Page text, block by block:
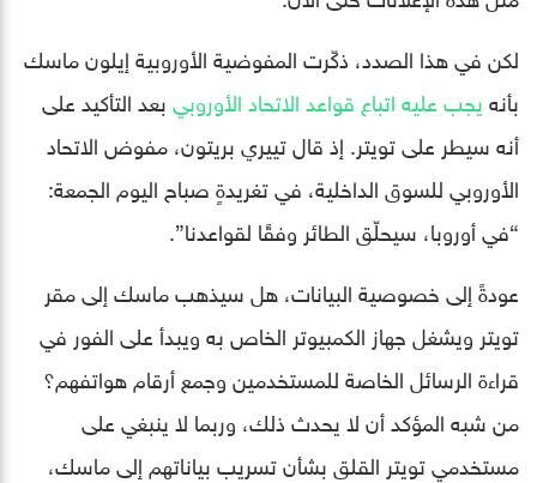
لكن في هذا الصدد، ذكّرت المفوضية الأوروبية إيلون ماسك
بأنهيجب عليه اتباع قواعد الاتحاد الأوروبيبعد التأكيد على
أنه سيطر على تويتر. إذ قال تييري بريتون، مفوض الاتحاد
الأوروبي للسوق الداخلية، في تغريدةٍ صباح اليوم الجمعة:
“في أوروبا، سيحلّق الطائر وفقًا لقواعدنا”.
عودةً إلى خصوصية البيانات، هل سيذهب ماسك إلى مقر
تويتر ويشغل جهاز الكمبيوتر الخاص به ويبدأ على الفور في
قراءة الرسائل الخاصة للمستخدمين وجمع أرقام هواتفهم؟
من شبه المؤكد أن لا يحدث ذلك، وربما لا ينبغي على
مستخدمي تويتر القلق بشأن تسريب بياناتهم إلى ماسك،